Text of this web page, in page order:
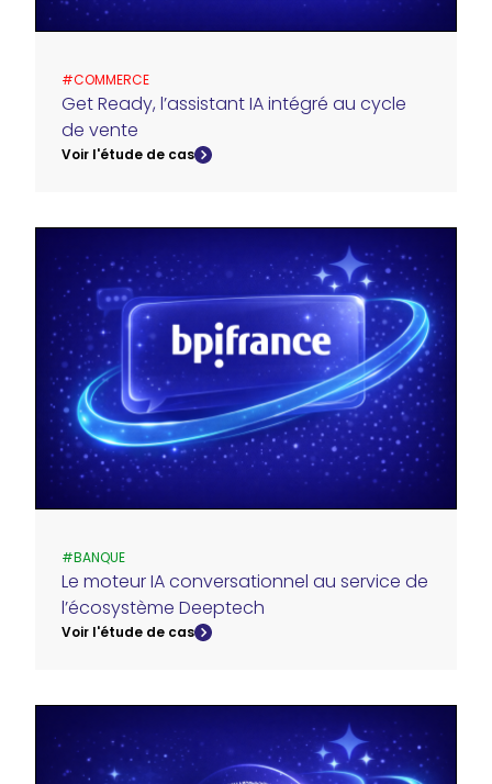
#COMMERCE
Get Ready, l’assistant IA intégré au cycle
de vente
Voir l'étude de cas
#BANQUE
Le moteur IA conversationnel au service de
l’écosystème Deeptech
Voir l'étude de cas